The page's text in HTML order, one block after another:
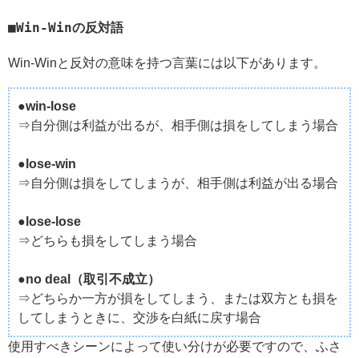
Win-Winの反対語
Win-Winと反対の意味を持つ言葉には以下があります。
●win-lose
⇒自分側は利益が出るが、相手側は損をしてしまう場合
●lose-win
⇒自分側は損をしてしまうが、相手側は利益が出る場合
●lose-lose
⇒どちらも損をしてしまう場合
●no deal（取引不成立）
⇒どちらか一方が損をしてしまう、または双方とも損を
してしまうときに、交渉を白紙に戻す場合
使用すべきシーンによって使い分けが必要ですので、ふさ